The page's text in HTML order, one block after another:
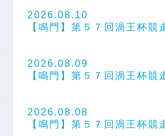
2026.08.10
【鳴門】第５７回渦王杯競
2026.08.09
【鳴門】第５７回渦王杯競
2026.08.08
【鳴門】第５７回渦王杯競